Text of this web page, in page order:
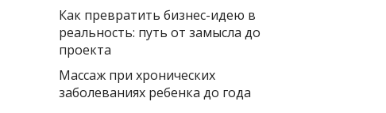
Как превратить бизнес-идею в
реальность: путь от замысла до
проекта
Массаж при хронических
заболеваниях ребенка до года